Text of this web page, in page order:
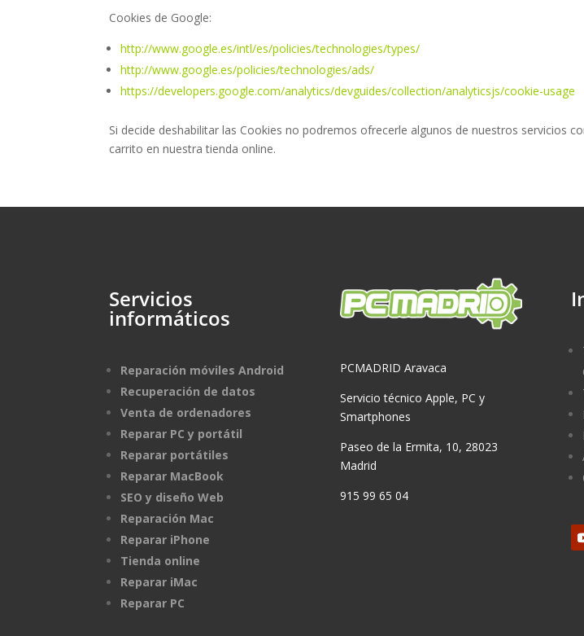
Cookies de Google:
http://www.google.es/intl/es/policies/technologies/types/
http://www.google.es/policies/technologies/ads/
https://developers.google.com/analytics/devguides/collection/analyticsjs/cookie-usage
Si decide deshabilitar las Cookies no podremos ofrecerle algunos de nuestros servicios
carrito en nuestra tienda online.
Servicios
informáticos
Reparación móviles Android
Recuperación de datos
Venta de ordenadores
Reparar PC y portátil
Reparar portátiles
Reparar MacBook
SEO y diseño Web
Reparación Mac
Reparar iPhone
Tienda online
Reparar iMac
Reparar PC
PCMADRID Aravaca
Servicio técnico Apple, PC y
Smartphones
Paseo de la Ermita, 10, 28023
Madrid
915 99 65 04